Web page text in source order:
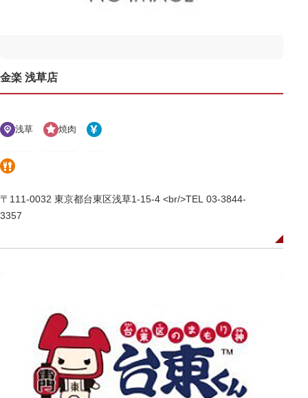
金楽 浅草店
浅草 焼肉
〒111-0032 東京都台東区浅草1-15-4 <br/>TEL 03-3844-
3357